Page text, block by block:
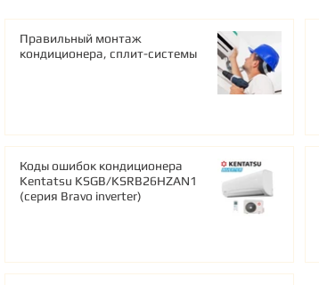
Правильный монтаж
кондиционера, сплит-системы
Коды ошибок кондиционера
Kentatsu KSGB/KSRB26HZAN1
(серия Bravo inverter)